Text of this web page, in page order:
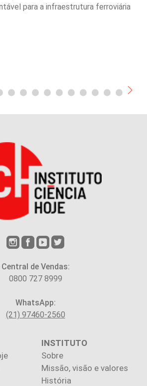
para a infraestrutura ferroviária
Central de Vendas:
0800 727 8999
WhatsApp:
(21) 97460-2560
INSTITUTO
Sobre
Missão, visão e valores
História